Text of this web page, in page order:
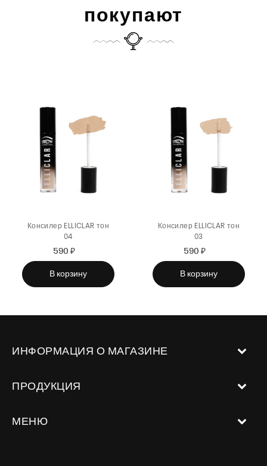
покупают
Консилер ELLICLAR тон
04
Sale
price
590 ₽
price
В корзину
Консилер ELLICLAR тон
03
Sale
price
590 ₽
price
В корзину
ИНФОРМАЦИЯ О МАГАЗИНЕ
ПРОДУКЦИЯ
МЕНЮ